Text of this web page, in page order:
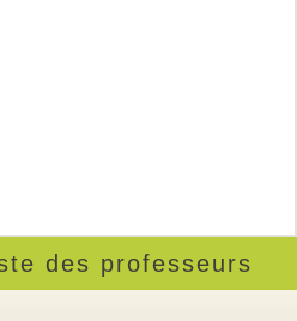
des professeurs